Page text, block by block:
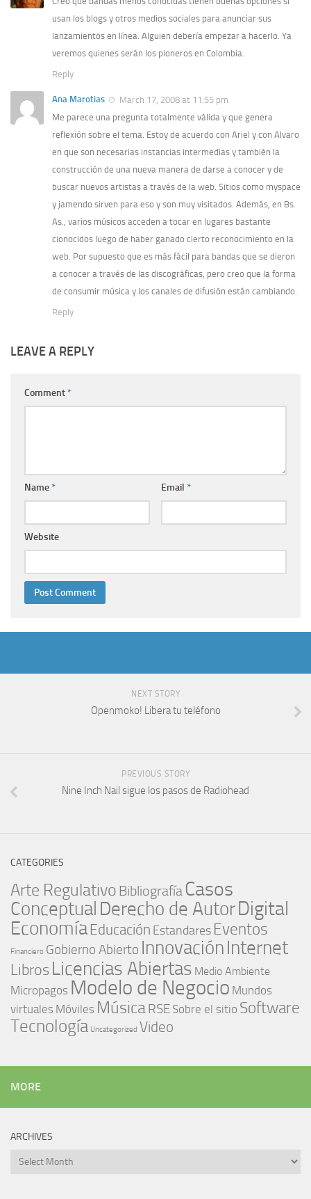
usan los blogs y otros medios sociales para anunciar sus
lanzamientos en línea. Alguien debería empezar a hacerlo. Ya
veremos quienes serán los pioneros en Colombia.
Reply
Ana Marotias
March 17, 2008 at 11:55 pm
Me parece una pregunta totalmente válida y que genera
reflexión sobre el tema. Estoy de acuerdo con Ariel y con Alvaro
en que son necesarias instancias intermedias y también la
construcción de una nueva manera de darse a conocer y de
buscar nuevos artistas a través de la web. Sitios como myspace
y jamendo sirven para eso y son muy visitados. Además, en Bs.
As., varios músicos acceden a tocar en lugares bastante
cionocidos luego de haber ganado cierto reconocimiento en la
web. Por supuesto que es más fácil para bandas que se dieron
a conocer a través de las discográficas, pero creo que la forma
de consumir música y los canales de difusión están cambiando.
Reply
LEAVE A REPLY
Comment*
Name* Email *
Website
NEXT STORY
Openmoko! Libera tu teléfono
PREVIOUS STORY
Nine Inch Nail sigue los pasos de Radiohead
CATEGORIES
Arte Regulativo BibliografíaCasos
Conceptual Derecho de AutorDigital
Economía Educación Estandares Eventos
Financiero Gobierno Abierto InnovaciónInternet
Libros Licencias Abiertas Medio Ambiente
Micropagos Modelo de Negocio Mundos
virtuales Móviles MúsicaRSE Sobre el sitio Software
Tecnología Uncategorized Video
MORE
ARCHIVES
Archives